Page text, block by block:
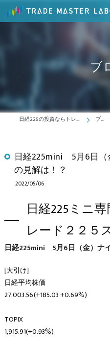
ブ
日経225の投資ならトレードマスターラボ ブログ
日経225mini 5月6日（
の見解は！？
2022/05/06
日経225mini 5月6日（金）ナ
日経225ミニ
レード２２５
[大引け]
日経平均株価
27,003.56(+185.03 +0.69%)
TOPIX
1,915.91(+0.93%)